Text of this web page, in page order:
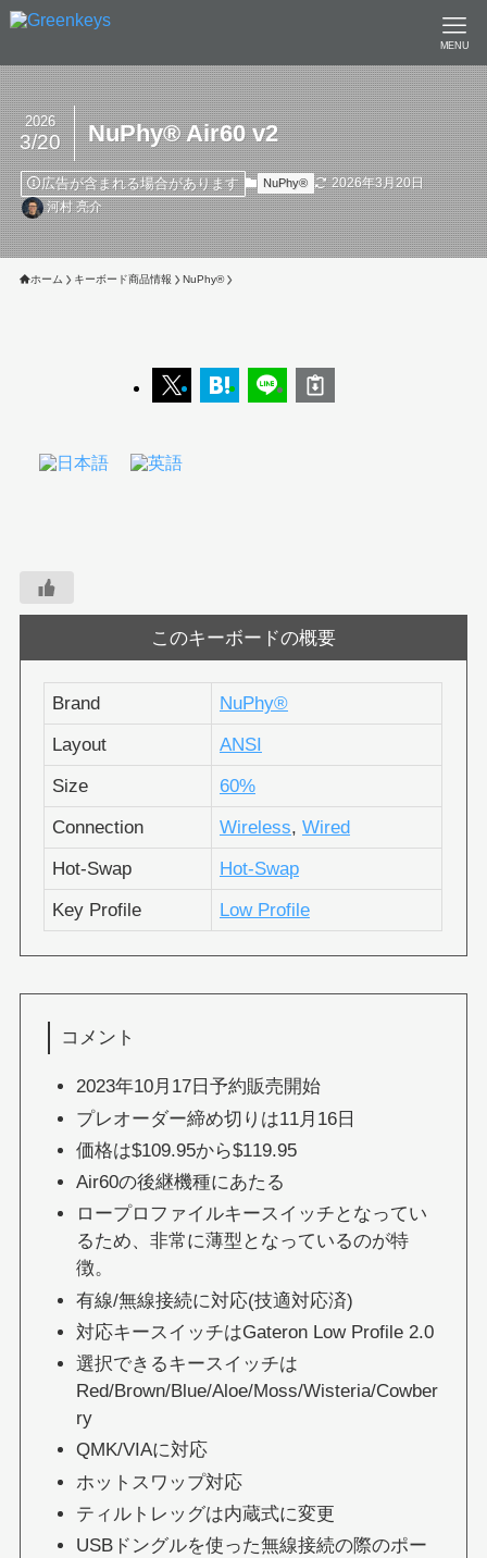
MENU
NuPhy®︎ Air60 v2
2026
3/20
広告が含まれる場合があります NuPhy®︎
2026年3月20日
河村 亮介
ホーム キーボード商品情報 NuPhy®︎
このキーボードの概要
Brand
NuPhy®︎
Layout
ANSI
Size
60%
Connection
Wireless, Wired
Hot-Swap
Hot-Swap
Key Profile
Low Profile
コメント
2023年10月17日予約販売開始
プレオーダー締め切りは11月16日
価格は$109.95から$119.95
Air60の後継機種にあたる
ロープロファイルキースイッチとなってい
るため、非常に薄型となっているのが特
徴。
有線/無線接続に対応(技適対応済)
対応キースイッチはGateron Low Profile 2.0
選択できるキースイッチは
Red/Brown/Blue/Aloe/Moss/Wisteria/Cowber
ry
QMK/VIAに対応
ホットスワップ対応
ティルトレッグは内蔵式に変更
USBドングルを使った無線接続の際のポー